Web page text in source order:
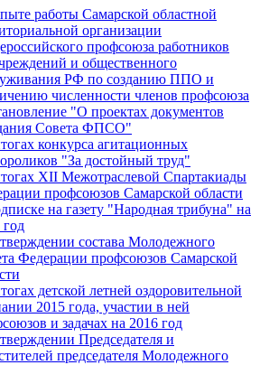
работы Самарской областной
организации
профсоюза работников
и общественного
РФ по созданию ППО и
численности членов профсоюза
"О проектах документов
Совета ФПСО"
конкурса агитационных
"За достойный труд"
XII Межотраслевой Спартакиады
профсоюзов Самарской области
на газету "Народная трибуна" на
год
состава Молодежного
Федерации профсоюзов Самарской
детской летней оздоровительной
2015 года, участии в ней
и задачах на 2016 год
Председателя и
председателя Молодежного